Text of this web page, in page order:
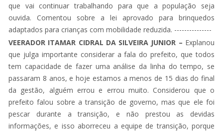
que vai continuar trabalhando para que a população seja
ouvida. Comentou sobre a lei aprovado para brinquedos
adaptados para crianças com mobilidade reduzida. ---------------
VEERADOR ITAMAR CIDRAL DA SILVEIRA JUNIOR – Explanou
que julga importante considerar a fala do prefeito, que todos
tem capacidade de fazer uma análise da linha do tempo, se
passaram 8 anos, e hoje estamos a menos de 15 dias do final
da gestão, alguém errou e errou muito. Considerou que o
prefeito falou sobre a transição de governo, mas que ele foi
pescar durante a transição, e não prestou as devidas
informações, e isso aborreceu a equipe de transição, porque